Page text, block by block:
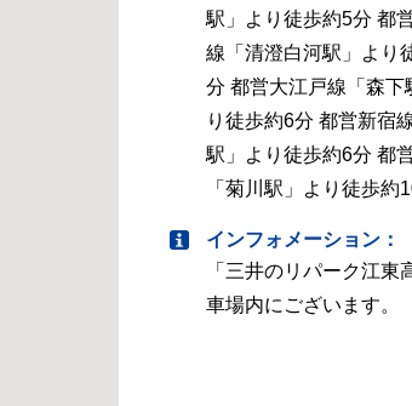
駅」より徒歩約5分 都
線「清澄白河駅」より
分 都営大江戸線「森下
り徒歩約6分 都営新宿
駅」より徒歩約6分 都
「菊川駅」より徒歩約
インフォメーション：
「三井のリパーク江東
車場内にございます。